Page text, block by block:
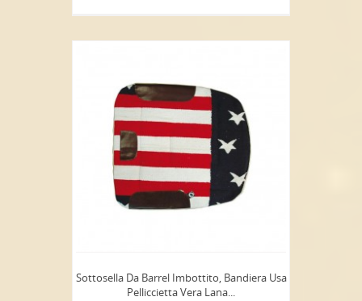
Sottosella Da Barrel Imbottito, Bandiera Usa
Pelliccietta Vera Lana...